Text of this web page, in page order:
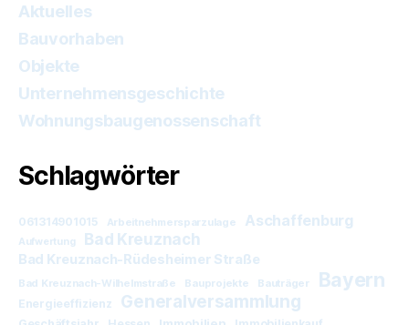
Aktuelles
Bauvorhaben
Objekte
Unternehmensgeschichte
Wohnungsbaugenossenschaft
Schlagwörter
061314901015 Arbeitnehmersparzulage Aschaffenburg
Aufwertung Bad Kreuznach
Bad Kreuznach-Rüdesheimer Straße
Bad Kreuznach-Wilhelmstraße Bauprojekte Bauträger Bayern
Energieeffizienz Generalversammlung